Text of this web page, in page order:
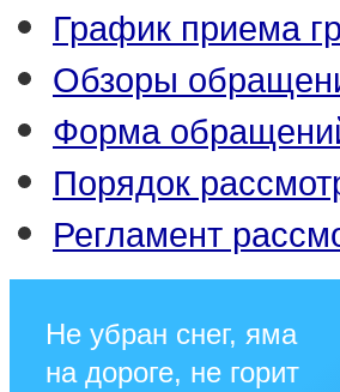
График приема
Обзоры
Форма
Порядок
Регламент
Не убран снег, яма
на дороге, не горит